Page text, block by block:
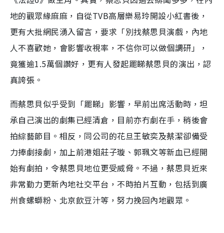
地的觀眾緣麻麻，自從TVB高層樂易玲開設小紅書後，
更有大批網民湧入留言，要求「別找蔡思貝演戲，內地
人不喜歡她，會影響收視率，不信你可以做個調研」，
竟獲逾1.5萬個讚好，更有人發起罷睇蔡思貝的演出，認
真誇張。
而蔡思貝似乎受到「罷睇」影響，早前出席活動時，坦
承自己演出的劇集已經清倉，目前亦冇劇在手，稍後會
拍綜藝節目。相反，同公司的花旦王敏奕及蔡潔卻備受
力捧劇接劇，加上前港姐莊子璇、郭珮文等新血已經開
始有劇拍，令蔡思貝地位更受威脅。不過，蔡思貝近來
非常勤力更新內地社交平台，不時拍片互動，包括到廣
州食螺螄粉、北京飲豆汁等，努力挽回內地觀眾。